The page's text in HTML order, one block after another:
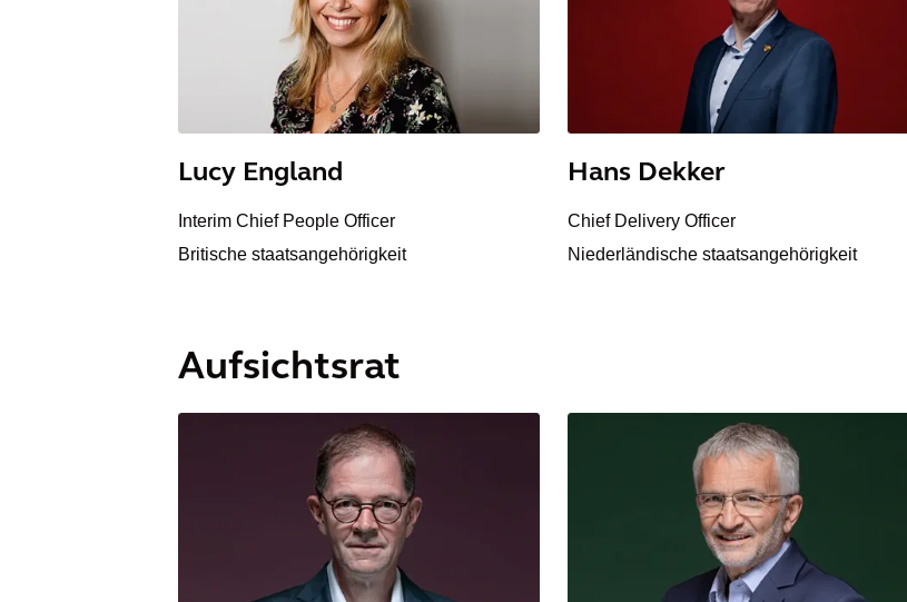
Lucy England
Interim Chief People Officer
Britische staatsangehörigkeit
Hans Dekker
Chief Delivery Officer
Niederländische staatsangehörigkeit
Aufsichtsrat